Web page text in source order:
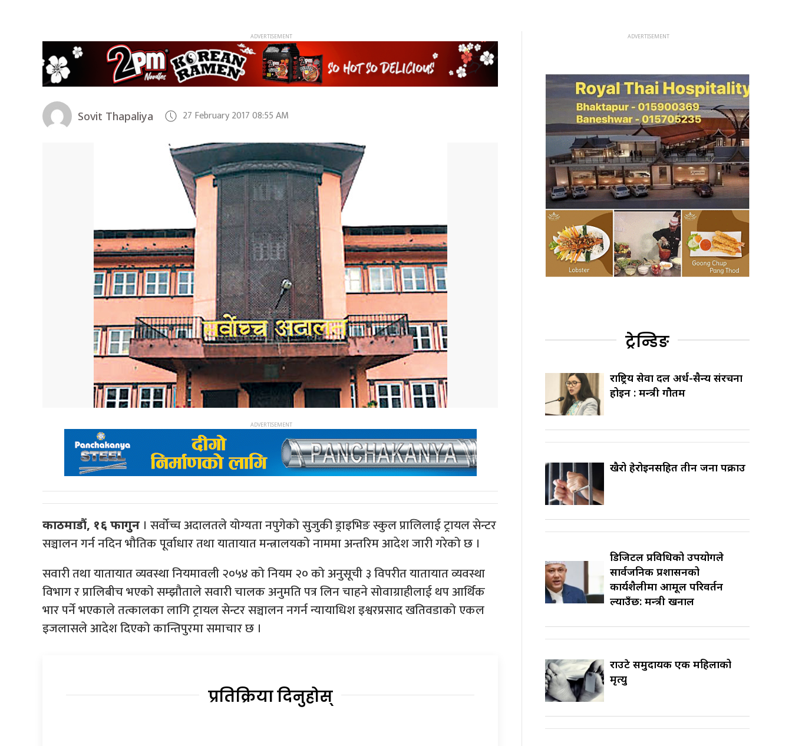
Sovit Thapaliya 27 February 2017 08:55 AM
काठमाडौं, १६ फागुन । सर्वोच्च अदालतले योग्यता नपुगेको सुजुकी ड्राइभिङ स्कुल प्रालिलाई ट्रायल सेन्टर
सञ्चालन गर्न नदिन भौतिक पूर्वाधार तथा यातायात मन्त्रालयको नाममा अन्तरिम आदेश जारी गरेको छ ।
सवारी तथा यातायात व्यवस्था नियमावली २०५४ को नियम २० को अनुसूची ३ विपरीत यातायात व्यवस्था
विभाग र प्रालिबीच भएको सम्झौताले सवारी चालक अनुमति पत्र लिन चाहने सोवाग्राहीलाई थप आर्थिक
भार पर्ने भएकाले तत्कालका लागि ट्रायल सेन्टर सञ्चालन नगर्न न्यायाधिश इश्वरप्रसाद खतिवडाको एकल
इजलासले आदेश दिएको कान्तिपुरमा समाचार छ ।
प्रतिक्रिया दिनुहोस्
ट्रेन्डिङ
राष्ट्रिय सेवा दल अर्ध-सैन्य संरचना
होइन : मन्त्री गौतम
खैरो हेरोइनसहित तीन जना पक्राउ
डिजिटल प्रविधिको उपयोगले
सार्वजनिक प्रशासनको
कार्यशैलीमा आमूल परिवर्तन
ल्याउँछ: मन्त्री खनाल
राउटे समुदायकी एक महिलाको
मृत्यु